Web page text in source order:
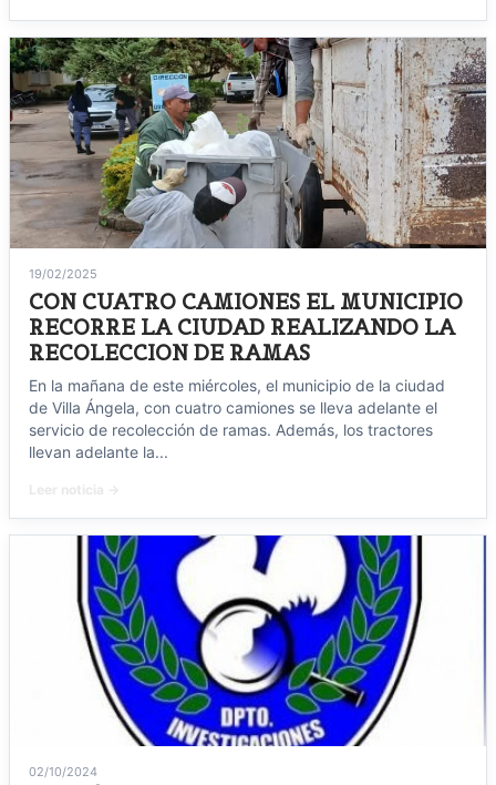
19/02/2025
CON CUATRO CAMIONES EL MUNICIPIO
RECORRE LA CIUDAD REALIZANDO LA
RECOLECCION DE RAMAS
En la mañana de este miércoles, el municipio de la ciudad
de Villa Ángela, con cuatro camiones se lleva adelante el
servicio de recolección de ramas. Además, los tractores
llevan adelante la...
02/10/2024